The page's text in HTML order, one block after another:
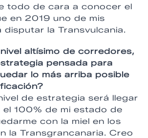
todo de cara a conocer el
en 2019 uno de mis
la Transvulcania.
altísimo de corredores,
pensada para
lo más arriba posible
de estrategia será llegar
el 100% de mi estado de
con la miel en los
la Transgrancanaria. Creo